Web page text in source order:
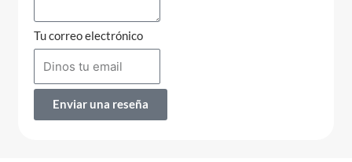
Tu correo electrónico
Enviar una reseña